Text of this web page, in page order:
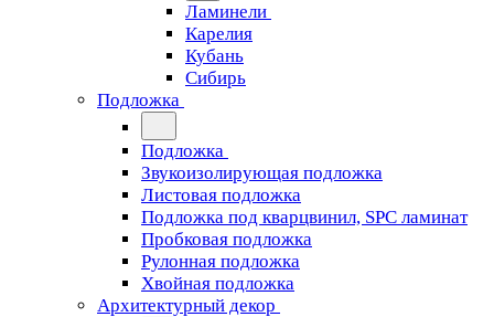
Ламинели
Карелия
Кубань
Сибирь
Подложка
Подложка
Звукоизолирующая подложка
Листовая подложка
Подложка под кварцвинил, SPC ламинат
Пробковая подложка
Рулонная подложка
Хвойная подложка
Архитектурный декор